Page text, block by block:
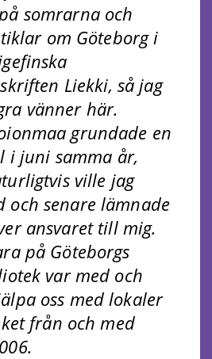
somrarna och
om Göteborg i
Liekki, så jag
vänner här.
grundade en
i juni samma år,
ville jag
och senare lämnade
ansvaret till mig.
på Göteborgs
var med och
oss med lokaler
från och med